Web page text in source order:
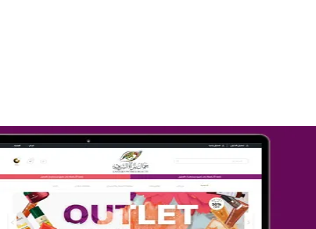
تصميم متجر جمال المرأة الشرقية